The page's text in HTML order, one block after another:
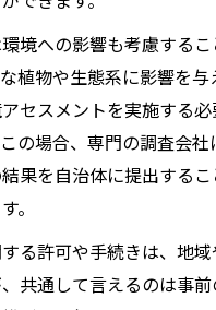
境への影響も考慮する
植物や生態系に影響を
セスメントを実施する
の場合、専門の調査会
果を自治体に提出する
。
る許可や手続きは、地
共通して言えるのは事